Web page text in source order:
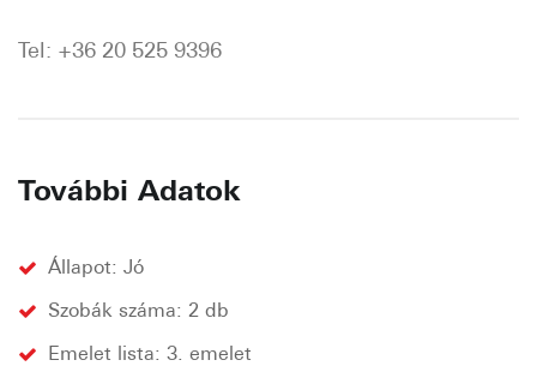
Tel: +36 20 525 9396
További Adatok
Állapot: Jó
Szobák száma: 2 db
Emelet lista: 3. emelet